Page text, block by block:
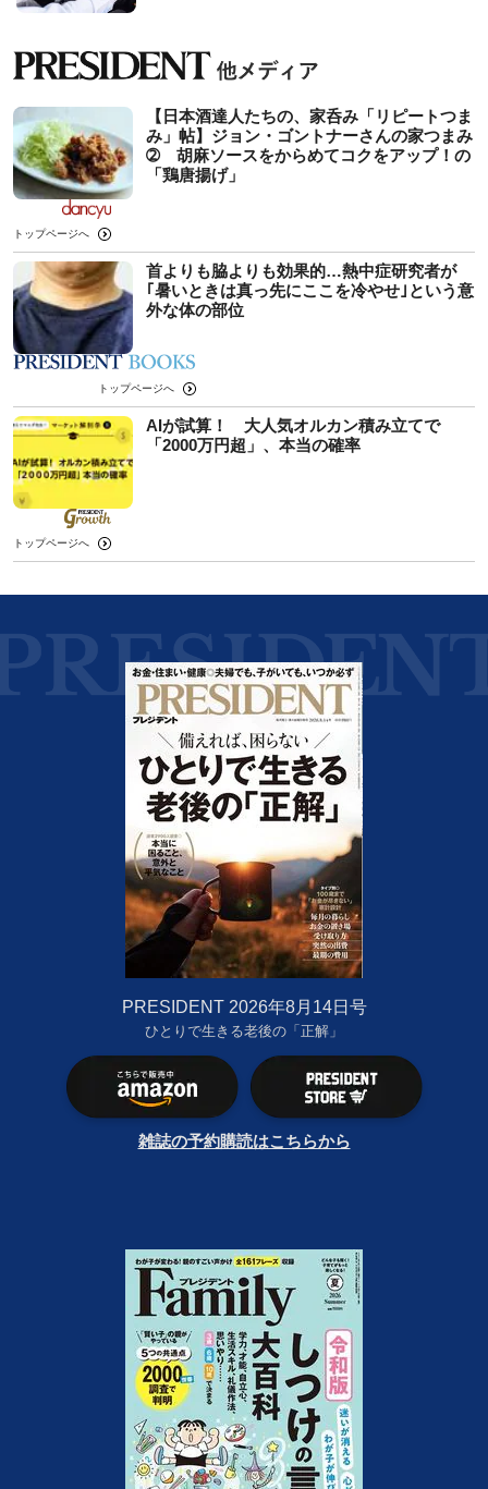
【日本酒達人たちの、家呑み「リピートつま
み」帖】ジョン・ゴントナーさんの家つまみ
➁ 胡麻ソースをからめてコクをアップ！の
「鶏唐揚げ」
トップページへ
首よりも脇よりも効果的…熱中症研究者が
｢暑いときは真っ先にここを冷やせ｣という意
外な体の部位
トップページへ
AIが試算！ 大人気オルカン積み立てで
「2000万円超」、本当の確率
トップページへ
PRESIDENT 2026年8月14日号
ひとりで生きる老後の「正解」
雑誌の予約購読はこちらから